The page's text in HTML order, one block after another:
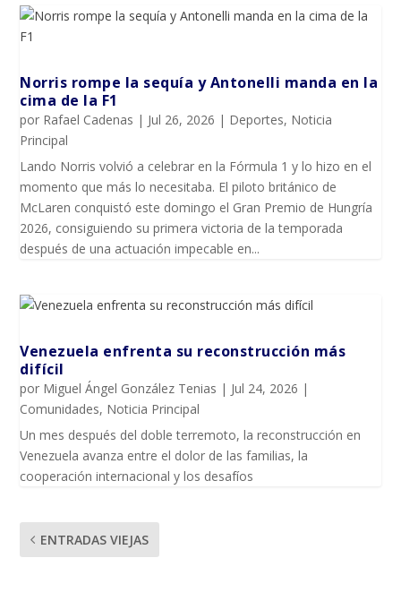
Norris rompe la sequía y Antonelli manda en la
cima de la F1
por Rafael Cadenas | Jul 26, 2026 | Deportes, Noticia
Principal
Lando Norris volvió a celebrar en la Fórmula 1 y lo hizo en el
momento que más lo necesitaba. El piloto británico de
McLaren conquistó este domingo el Gran Premio de Hungría
2026, consiguiendo su primera victoria de la temporada
después de una actuación impecable en...
Venezuela enfrenta su reconstrucción más
difícil
por Miguel Ángel González Tenias | Jul 24, 2026 |
Comunidades, Noticia Principal
Un mes después del doble terremoto, la reconstrucción en
Venezuela avanza entre el dolor de las familias, la
cooperación internacional y los desafíos
ENTRADAS VIEJAS